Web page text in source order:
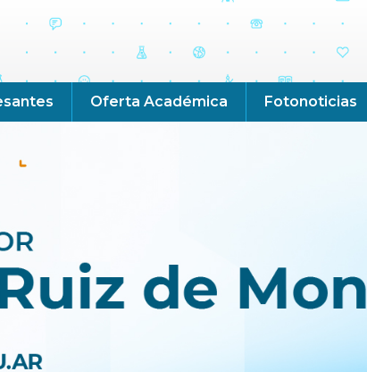
Oferta Académica Fotonoticias